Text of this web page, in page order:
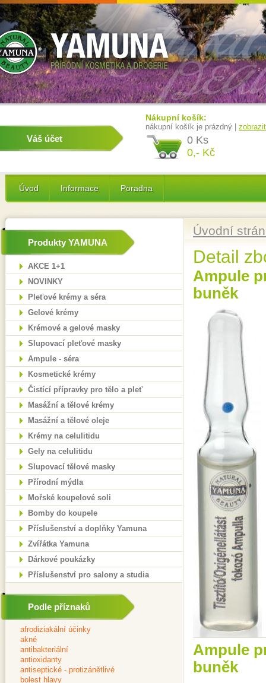
Váš účet
Nákupní košík:
nákupní košík je prázdný |
0 Ks
0,- Kč
Úvod Informace Poradna
Produkty YAMUNA
AKCE 1+1
NOVINKY
Pleťové krémy a séra
Gelové krémy
Krémové a gelové masky
Slupovací pleťové masky
Ampule - séra
Kosmetické krémy
Čistící přípravky pro tělo a pleť
Masážní a tělové krémy
Masážní a tělové oleje
Krémy na celulitidu
Gely na celulitidu
Slupovací tělové masky
Přírodní mýdla
Mořské koupelové soli
Bomby do koupele
Příslušenství a doplňky Yamuna
Zvířátka Yamuna
Dárkové poukázky
Příslušenství pro salony a studia
Podle příznaků
Úvodní
Detail
Ampule
buněk
Ampule
buněk